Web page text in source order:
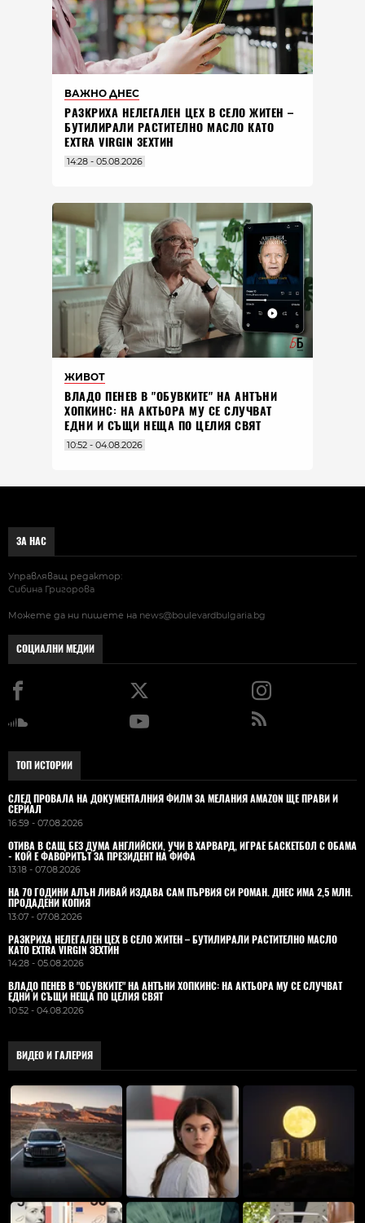
ВАЖНО ДНЕС
РАЗКРИХА НЕЛЕГАЛЕН ЦЕХ В СЕЛО ЖИТЕН –
БУТИЛИРАЛИ РАСТИТЕЛНО МАСЛО КАТО
EXTRA VIRGIN ЗЕХТИН
14:28 - 05.08.2026
ЖИВОТ
ВЛАДO ПЕНЕВ В "ОБУВКИТЕ" НА АНТЪНИ
ХОПКИНС: НА АКТЬОРА МУ СЕ СЛУЧВАТ
ЕДНИ И СЪЩИ НЕЩА ПО ЦЕЛИЯ СВЯТ
10:52 - 04.08.2026
ЗА НАС
Управляващ редактор:
Сибина Григорова
Можете да ни пишете на news@boulevardbulgaria.bg
СОЦИАЛНИ МЕДИИ
ТОП ИСТОРИИ
СЛЕД ПРОВАЛА НА ДОКУМЕНТАЛНИЯ ФИЛМ ЗА МЕЛАНИЯ AMAZON ЩЕ ПРАВИ И
СЕРИАЛ
16:59 - 07.08.2026
ОТИВА В САЩ БЕЗ ДУМА АНГЛИЙСКИ, УЧИ В ХАРВАРД, ИГРАЕ БАСКЕТБОЛ С ОБАМА
- КОЙ Е ФАВОРИТЪТ ЗА ПРЕЗИДЕНТ НА ФИФА
13:18 - 07.08.2026
НА 70 ГОДИНИ АЛЪН ЛИВАЙ ИЗДАВА САМ ПЪРВИЯ СИ РОМАН. ДНЕС ИМА 2,5 МЛН.
ПРОДАДЕНИ КОПИЯ
13:07 - 07.08.2026
РАЗКРИХА НЕЛЕГАЛЕН ЦЕХ В СЕЛО ЖИТЕН – БУТИЛИРАЛИ РАСТИТЕЛНО МАСЛО
КАТО EXTRA VIRGIN ЗЕХТИН
14:28 - 05.08.2026
ВЛАДO ПЕНЕВ В "ОБУВКИТЕ" НА АНТЪНИ ХОПКИНС: НА АКТЬОРА МУ СЕ СЛУЧВАТ
ЕДНИ И СЪЩИ НЕЩА ПО ЦЕЛИЯ СВЯТ
10:52 - 04.08.2026
ВИДЕО И ГАЛЕРИЯ